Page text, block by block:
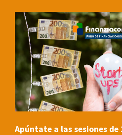
Apúntate a las sesiones de